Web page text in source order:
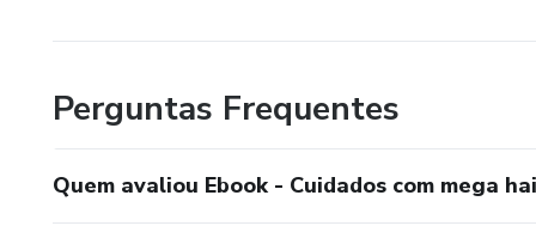
Perguntas Frequentes
Quem avaliou Ebook - Cuidados com mega